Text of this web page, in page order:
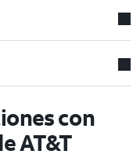
con
AT&T